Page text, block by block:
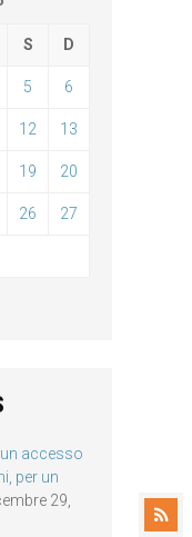
S D
5 6
12 13
19 20
26 27
un accesso
per un
29,